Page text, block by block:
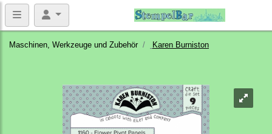
Maschinen, Werkzeuge und Zubehör Karen Burniston